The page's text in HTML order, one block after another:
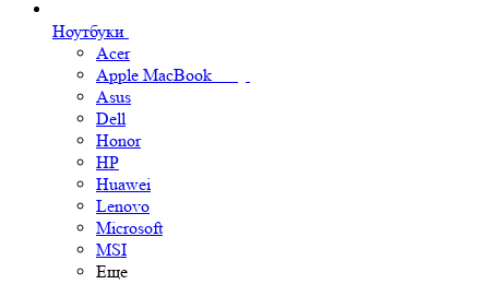
Ноутбуки
Acer
Apple MacBook
Asus
Dell
Honor
HP
Huawei
Lenovo
Microsoft
MSI
Еще